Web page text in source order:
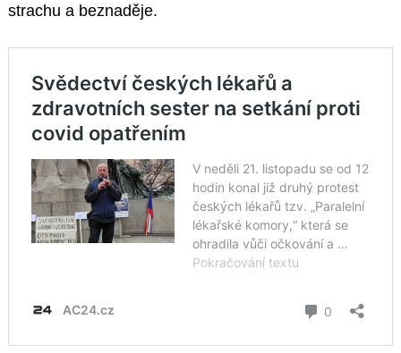
strachu a beznaděje.